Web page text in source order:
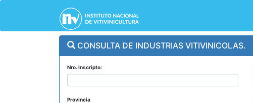
CONSULTA DE INDUSTRIAS VITIVINICOLAS.
Nro. Inscripto:
Provincia